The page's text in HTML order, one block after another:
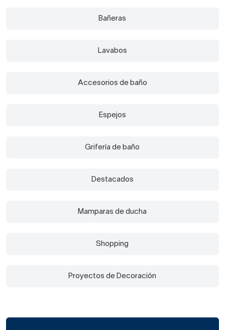
Bañeras
Lavabos
Accesorios de baño
Espejos
Grifería de baño
Destacados
Mamparas de ducha
Shopping
Proyectos de Decoración